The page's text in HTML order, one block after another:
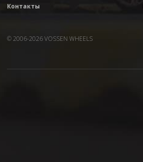
Контакты
© 2006-2026 VOSSEN WHEELS